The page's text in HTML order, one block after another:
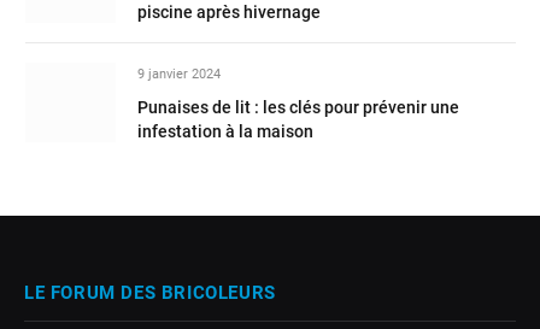
piscine après hivernage
9 janvier 2024
Punaises de lit : les clés pour prévenir une
infestation à la maison
LE FORUM DES BRICOLEURS